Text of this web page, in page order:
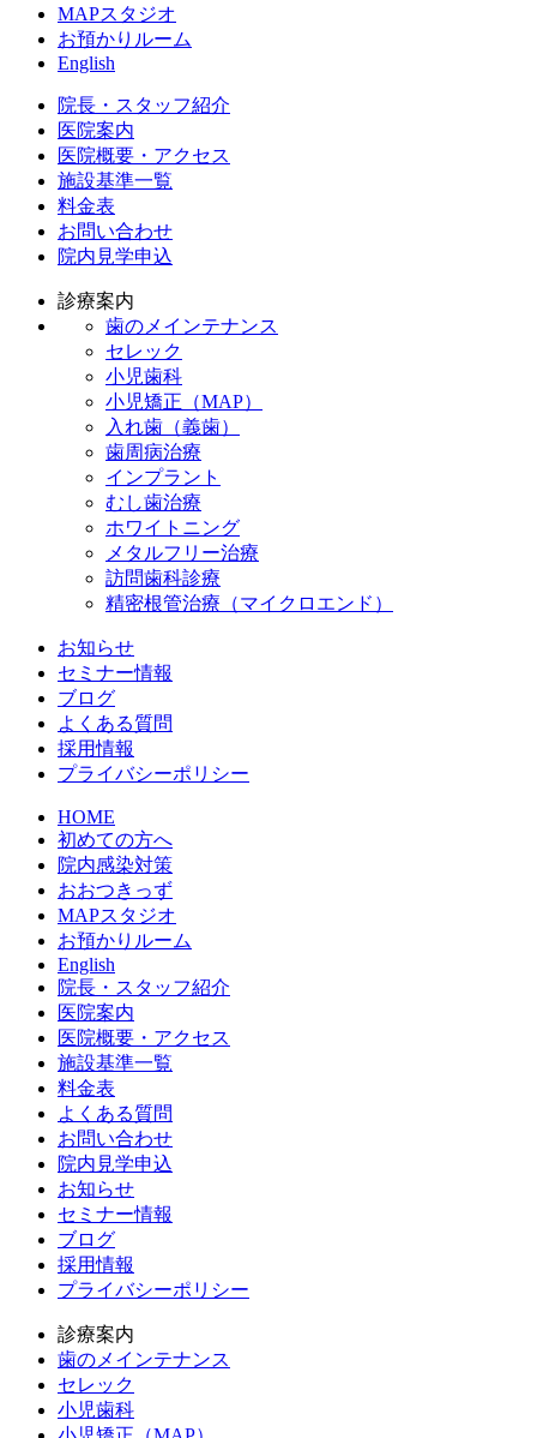
MAPスタジオ
お預かりルーム
English
院長・スタッフ紹介
医院案内
医院概要・アクセス
施設基準一覧
料金表
お問い合わせ
院内見学申込
診療案内
歯のメインテナンス
セレック
小児歯科
小児矯正（MAP）
入れ歯（義歯）
歯周病治療
インプラント
むし歯治療
ホワイトニング
メタルフリー治療
訪問歯科診療
精密根管治療（マイクロエンド）
お知らせ
セミナー情報
ブログ
よくある質問
採用情報
プライバシーポリシー
HOME
初めての方へ
院内感染対策
おおつきっず
MAPスタジオ
お預かりルーム
English
院長・スタッフ紹介
医院案内
医院概要・アクセス
施設基準一覧
料金表
よくある質問
お問い合わせ
院内見学申込
お知らせ
セミナー情報
ブログ
採用情報
プライバシーポリシー
診療案内
歯のメインテナンス
セレック
小児歯科